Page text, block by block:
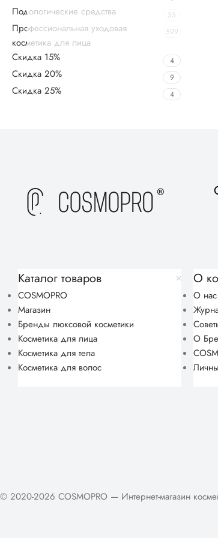
Подологические средства 35
Профессиональная уходовая
косметика для лица
599
Скидка 15% 4
Скидка 20% 9
Скидка 25% 4
Каталог товаров
COSMOPRO
Магазин
Бренды люксовой косметики
Косметика для лица
Косметика для тела
Косметика для волос
О
О нас
О
© 2020-2026 COSMOPRO — Интернет-магазин